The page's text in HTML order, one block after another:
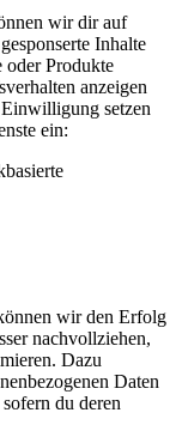
wir dir auf
Inhalte
oder Produkte
anzeigen
setzen
ein:
wir den Erfolg
nachvollziehen,
Dazu
Daten
du deren